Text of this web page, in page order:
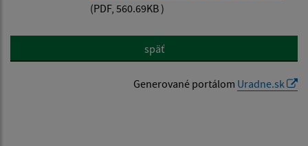
(PDF, 560.69KB )
späť
Generované portálom Uradne.sk